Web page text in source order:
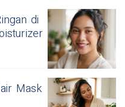
di
Mask